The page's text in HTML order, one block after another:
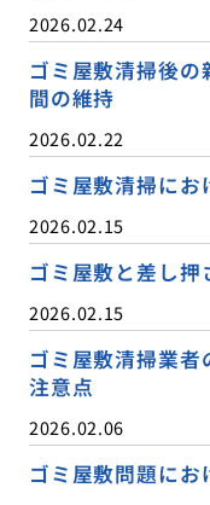
2026.02.24
ゴミ屋敷清掃後
間の維持
2026.02.22
ゴミ屋敷清掃に
2026.02.15
ゴミ屋敷と差し押
2026.02.15
ゴミ屋敷清掃業
注意点
2026.02.06
ゴミ屋敷問題に